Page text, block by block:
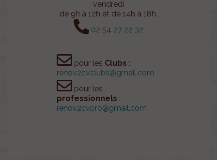
vendredi
de 9h à 12h et de 14h à 18h.
02 54 27 22 32
pour les Clubs :
renov2cvclubs@gmail.com
pour les
professionnels :
renov2cvpro@gmail.com